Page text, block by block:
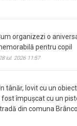
organizezi o
pentru copil
iul. 2026 11:57
tânăr, lovit cu un
fost împușcat cu un
din comuna